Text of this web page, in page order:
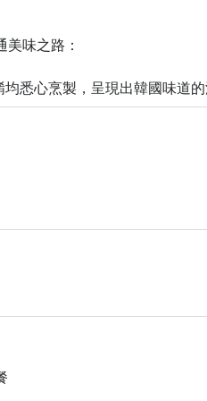
味之路：
悉心烹製，呈現出韓國味道的
--- 馬場洞直送到港, 每塊肉都